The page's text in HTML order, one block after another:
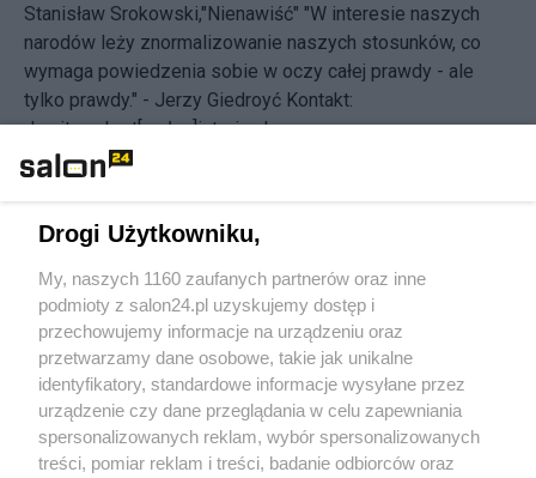
Stanisław Srokowski,"Nienawiść" "W interesie naszych
narodów leży znormalizowanie naszych stosunków, co
wymaga powiedzenia sobie w oczy całej prawdy - ale
tylko prawdy." - Jerzy Giedroyć Kontakt:
dymitr.mohort[małpa]interia.pl
Udostępnij Udostępnij
Skomentuj 5
Kultura
Drogi Użytkowniku,
My, naszych 1160 zaufanych partnerów oraz inne
podmioty z salon24.pl uzyskujemy dostęp i
przechowujemy informacje na urządzeniu oraz
przetwarzamy dane osobowe, takie jak unikalne
identyfikatory, standardowe informacje wysyłane przez
urządzenie czy dane przeglądania w celu zapewniania
spersonalizowanych reklam, wybór spersonalizowanych
treści, pomiar reklam i treści, badanie odbiorców oraz